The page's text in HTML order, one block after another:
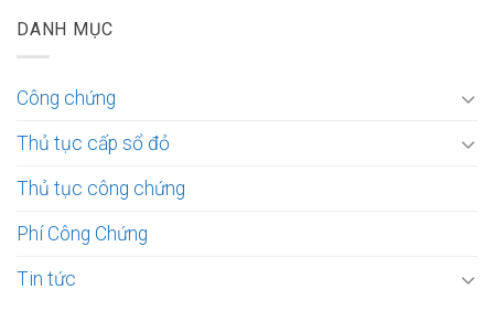
DANH MỤC
Công chứng
Thủ tục cấp sổ đỏ
Thủ tục công chứng
Phí Công Chứng
Tin tức